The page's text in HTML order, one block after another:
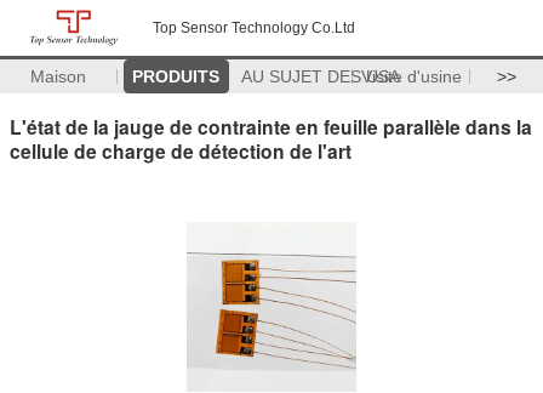
Top Sensor Technology Co.Ltd
Maison PRODUITS AU SUJET DES USAVisite d'usine >>
L'état de la jauge de contrainte en feuille parallèle dans la
cellule de charge de détection de l'art